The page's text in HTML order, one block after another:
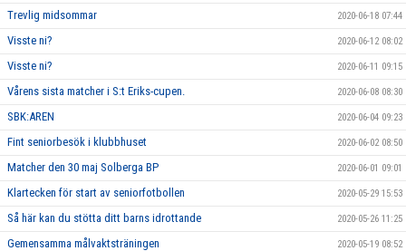
Trevlig midsommar 2020-06-18 07:44
Visste ni? 2020-06-12 08:02
Visste ni? 2020-06-11 09:15
Vårens sista matcher i S:t Eriks-cupen. 2020-06-08 08:30
SBK:AREN 2020-06-04 09:23
Fint seniorbesök i klubbhuset 2020-06-02 08:50
Matcher den 30 maj Solberga BP 2020-06-01 09:01
Klartecken för start av seniorfotbollen 2020-05-29 15:53
Så här kan du stötta ditt barns idrottande 2020-05-26 11:25
Gemensamma målvaktsträningen 2020-05-19 08:52